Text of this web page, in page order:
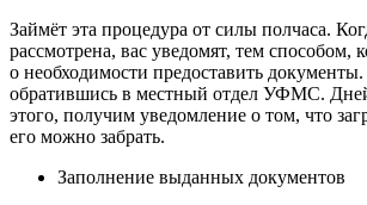
Займёт эта процедура от силы полчаса.
рассмотрена, вас уведомят, тем способом,
о необходимости предоставить
обратившись в местный отдел УФМС. Дней
этого, получим уведомление о том, что
его можно забрать.
Заполнение выданных документов